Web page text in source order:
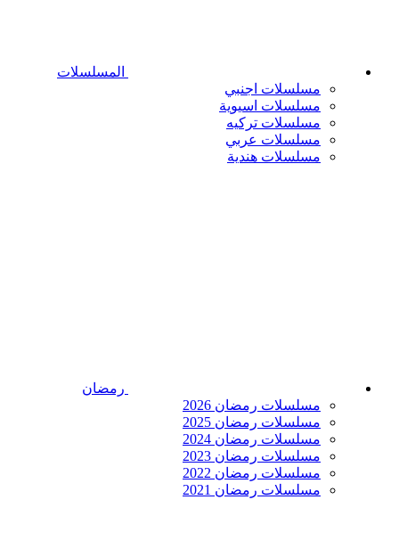
المسلسلات
مسلسلات اجنبي
مسلسلات اسيوية
مسلسلات تركيه
مسلسلات عربي
مسلسلات هندية
رمضان
مسلسلات رمضان 2026
مسلسلات رمضان 2025
مسلسلات رمضان 2024
مسلسلات رمضان 2023
مسلسلات رمضان 2022
مسلسلات رمضان 2021